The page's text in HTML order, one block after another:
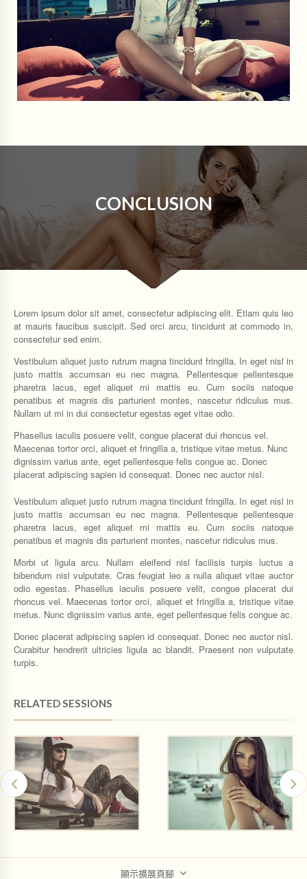
CONCLUSION
Lorem ipsum dolor sit amet, consectetur adipiscing elit. Etiam quis leo
at mauris faucibus suscipit. Sed orci arcu, tincidunt at commodo in,
consectetur sed enim.
Vestibulum aliquet justo rutrum magna tincidunt fringilla. In eget nisl in
justo mattis accumsan eu nec magna. Pellentesque pellentesque
pharetra lacus, eget aliquet mi mattis eu. Cum sociis natoque
penatibus et magnis dis parturient montes, nascetur ridiculus mus.
Nullam ut mi in dui consectetur egestas eget vitae odio.
Phasellus iaculis posuere velit, congue placerat dui rhoncus vel.
Maecenas tortor orci, aliquet et fringilla a, tristique vitae metus. Nunc
dignissim varius ante, eget pellentesque felis congue ac. Donec
placerat adipiscing sapien id consequat. Donec nec auctor nisl.
Vestibulum aliquet justo rutrum magna tincidunt fringilla. In eget nisl in
justo mattis accumsan eu nec magna. Pellentesque pellentesque
pharetra lacus, eget aliquet mi mattis eu. Cum sociis natoque
penatibus et magnis dis parturient montes, nascetur ridiculus mus.
Morbi ut ligula arcu. Nullam eleifend nisl facilisis turpis luctus a
bibendum nisl vulputate. Cras feugiat leo a nulla aliquet vitae auctor
odio egestas. Phasellus iaculis posuere velit, congue placerat dui
rhoncus vel. Maecenas tortor orci, aliquet et fringilla a, tristique vitae
metus. Nunc dignissim varius ante, eget pellentesque felis congue ac.
Donec placerat adipiscing sapien id consequat. Donec nec auctor nisl.
Curabitur hendrerit ultricies ligula ac blandit. Praesent non vulputate
turpis.
RELATED SESSIONS
顯示擴展頁腳